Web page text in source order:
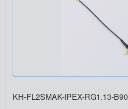
KH-FL2SMAK-IPEX-RG1.13-B90